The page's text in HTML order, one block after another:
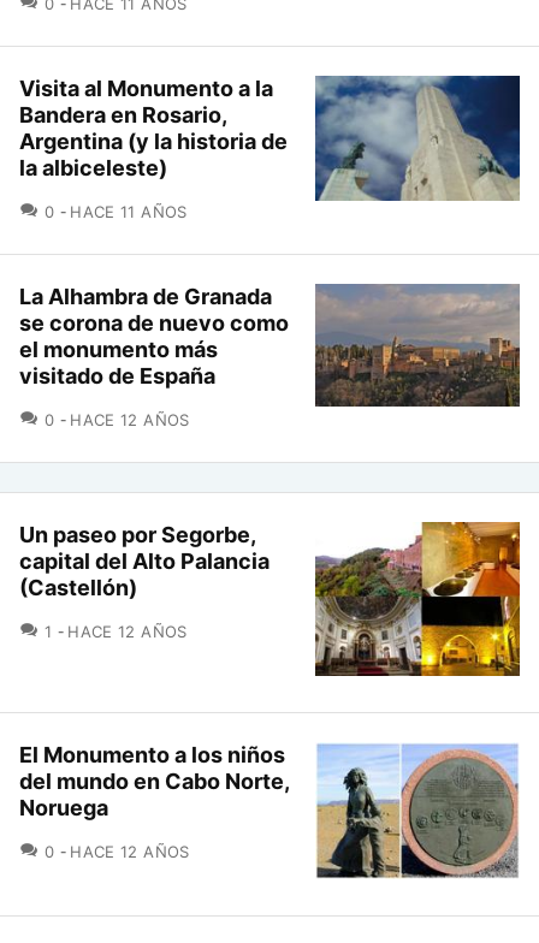
Visita al Monumento a la
Bandera en Rosario,
Argentina (y la historia de
la albiceleste)
0 COMENTARIOS
HACE 11 AÑOS
La Alhambra de Granada
se corona de nuevo como
el monumento más
visitado de España
0 COMENTARIOS
HACE 12 AÑOS
Un paseo por Segorbe,
capital del Alto Palancia
(Castellón)
1 COMENTARIOS
HACE 12 AÑOS
El Monumento a los niños
del mundo en Cabo Norte,
Noruega
0 COMENTARIOS
HACE 12 AÑOS